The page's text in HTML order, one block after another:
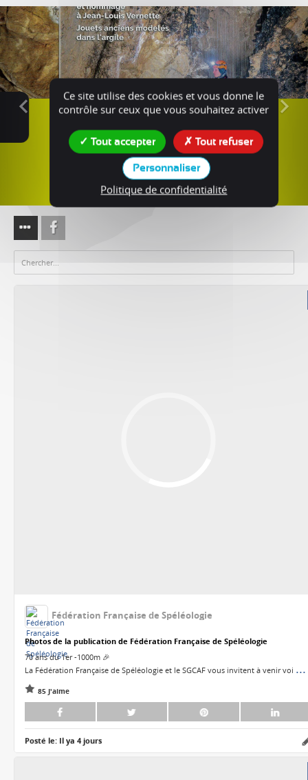
Spelunca n°182
Voir le produit
Photos de la publication de Fédération Française de Spéléologie
70 ans du 1er -1000m 🎉
La Fédération Française de Spéléologie et le SGCAF vous invitent à venir voi
85 J'aime
Posté le:Il ya 4 jours
Ce site utilise des cookies et vous donne le
contrôle sur ceux que vous souhaitez activer
Tout accepter Tout refuser
Personnaliser
Politique de confidentialité